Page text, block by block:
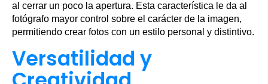
al cerrar un poco la apertura. Esta característica le da al
fotógrafo mayor control sobre el carácter de la imagen,
permitiendo crear fotos con un estilo personal y distintivo.
Versatilidad y